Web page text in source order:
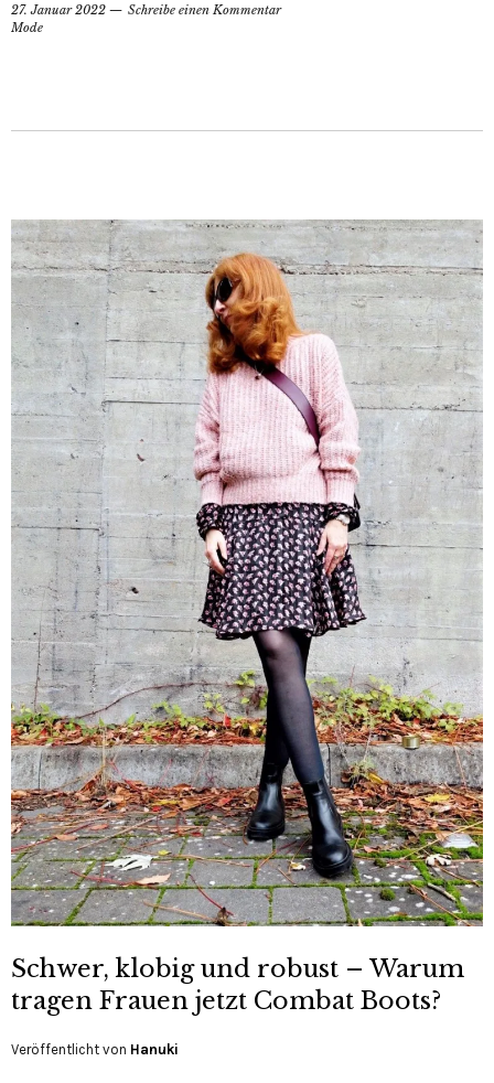
27. Januar 2022
Schreibe einen Kommentar
Mode
Schwer, klobig und robust – Warum
tragen Frauen jetzt Combat Boots?
Veröffentlicht von Hanuki